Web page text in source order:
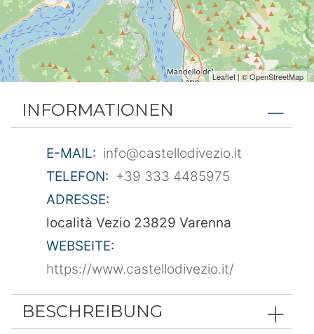
INFORMATIONEN
E-MAIL: info@castellodivezio.it
TELEFON: +39 333 4485975
ADRESSE:
località Vezio 23829 Varenna
WEBSEITE:
https://www.castellodivezio.it/
BESCHREIBUNG
Leaflet| ©OpenStreetMap